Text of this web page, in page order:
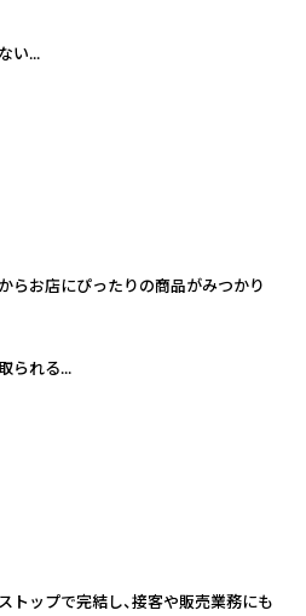
い...
らお店にぴったりの商品がみつかり
られる...
トップで完結し、接客や販売業務にも